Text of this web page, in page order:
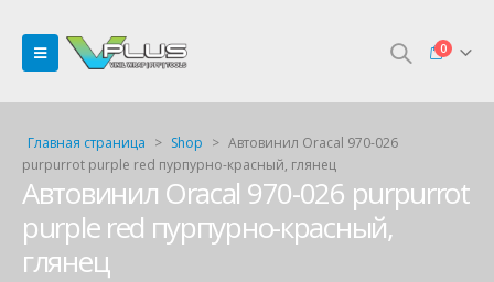
0
Главная страница > Shop > Автовинил Oracal 970-026
purpurrot purple red пурпурно-красный, глянец
Автовинил Oracal 970-026 purpurrot
purple red пурпурно-красный,
глянец